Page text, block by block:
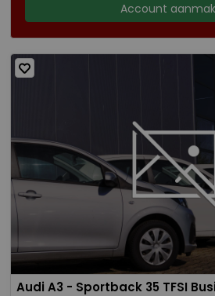
Account
Audi A3 - Sportback 35 TFSI